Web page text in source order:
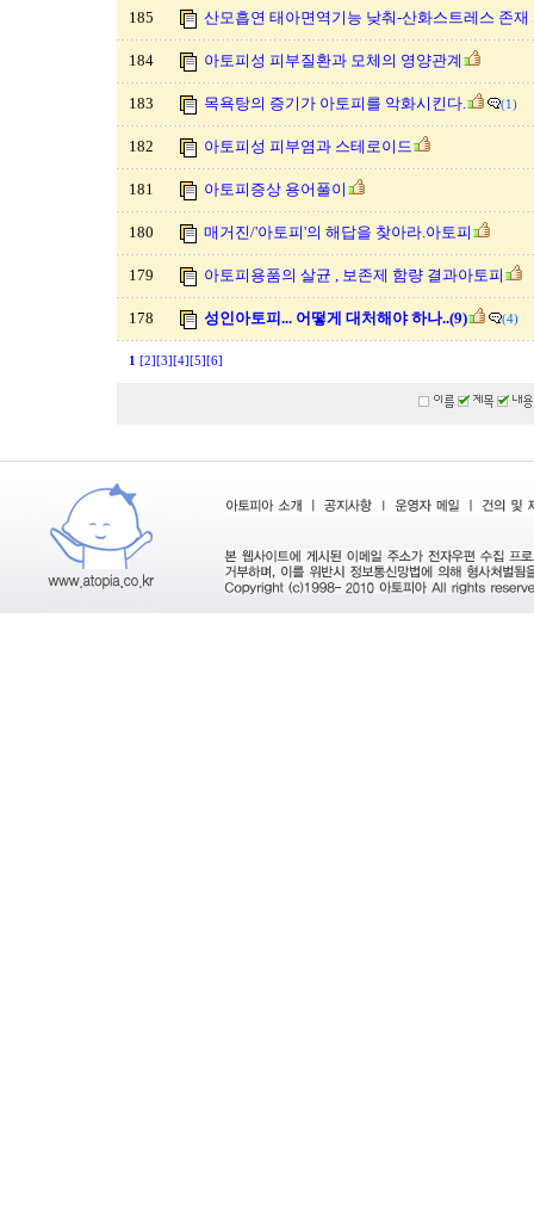
185 산모흡연 태아면역기능 낮춰-산화스트레스 존재
184 아토피성 피부질환과 모체의 영양관계
183 목욕탕의 증기가 아토피를 악화시킨다. (1)
182 아토피성 피부염과 스테로이드
181 아토피증상 용어풀이
180 매거진/'아토피'의 해답을 찾아라.아토피
179 아토피용품의 살균 , 보존제 함량 결과아토피
178 성인아토피... 어떻게 대처해야 하나..(9) (4)
1 [2] [3] [4] [5] [6]